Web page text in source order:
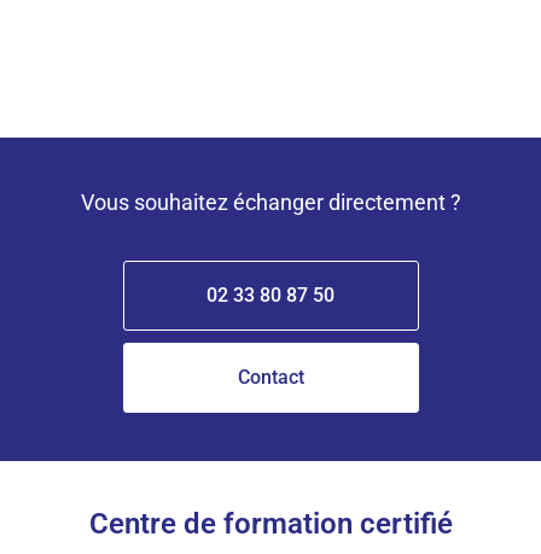
Vous souhaitez échanger directement ?
02 33 80 87 50
Contact
Centre de formation certifié